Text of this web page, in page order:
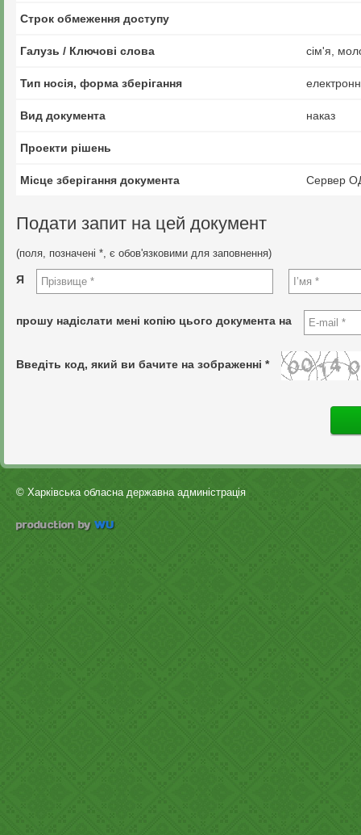
Строк обмеження доступу
Галузь / Ключові слова сім'я,
Тип носія, форма зберігання
Вид документа наказ
Проекти рішень
Місце зберігання документа Сервер
Подати запит на цей документ
(поля, позначені *, є обов'язковими для заповнення)
Я
прошу надіслати мені копію цього документа на
Введіть код, який ви бачите на зображенні *
© Харківська обласна державна админістрація